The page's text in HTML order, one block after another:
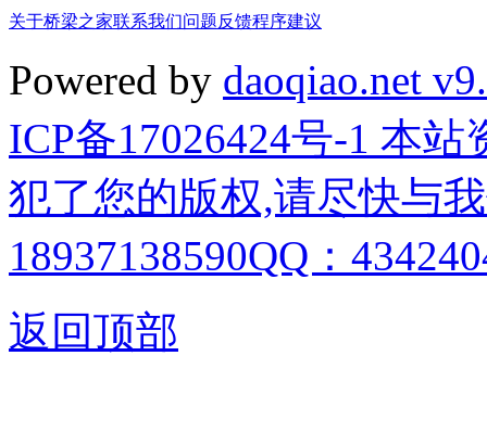
关于桥梁之家联系我们问题反馈程序建议
Powered by daoqiao.net
ICP备17026424号-1 本
犯了您的版权,请尽快与
18937138590QQ：
返回顶部